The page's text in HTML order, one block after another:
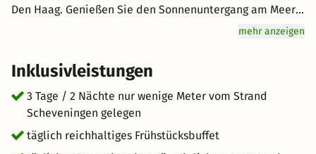
Den Haag. Genießen Sie den Sonnenuntergang am Meer,
flanieren Sie entlang der Küste oder erleben Sie das
Restaurants. Gleichzeitig sind Sie in wenigen Minuten im
Zentrum von Den Haag – mit Museen, Shopping,
Königspalast und Kunst. Das Hotel bietet modern
ausgestattete Zimmer, ein stilvolles Restaurant mit
regionaler Küche und eine Top-Lage zwischen
Nordseestrand und urbaner Vielfalt. Ein ideales Ziel für
mehr anzeigen
Inklusivleistungen
3 Tage / 2 Nächte nur wenige Meter vom Strand
Scheveningen gelegen
täglich reichhaltiges Frühstücksbuffet